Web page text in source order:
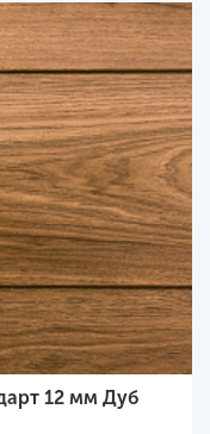
12 мм Дуб